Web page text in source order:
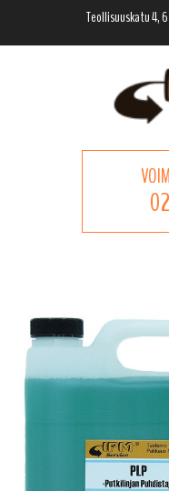
pääsisältöön
ensisijaiseen
alatunnisteeseen
Teollisuuskatu 4,